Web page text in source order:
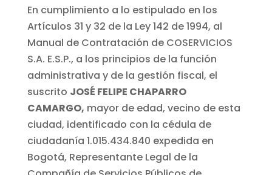
En cumplimiento a lo estipulado en los
Artículos 31 y 32 de la Ley 142 de 1994, al
Manual de Contratación de COSERVICIOS
S.A. E.S.P., a los principios de la función
administrativa y de la gestión fiscal, el
suscrito JOSÉ FELIPE CHAPARRO
CAMARGO, mayor de edad, vecino de esta
ciudad, identificado con la cédula de
ciudadanía 1.015.434.840 expedida en
Bogotá, Representante Legal de la